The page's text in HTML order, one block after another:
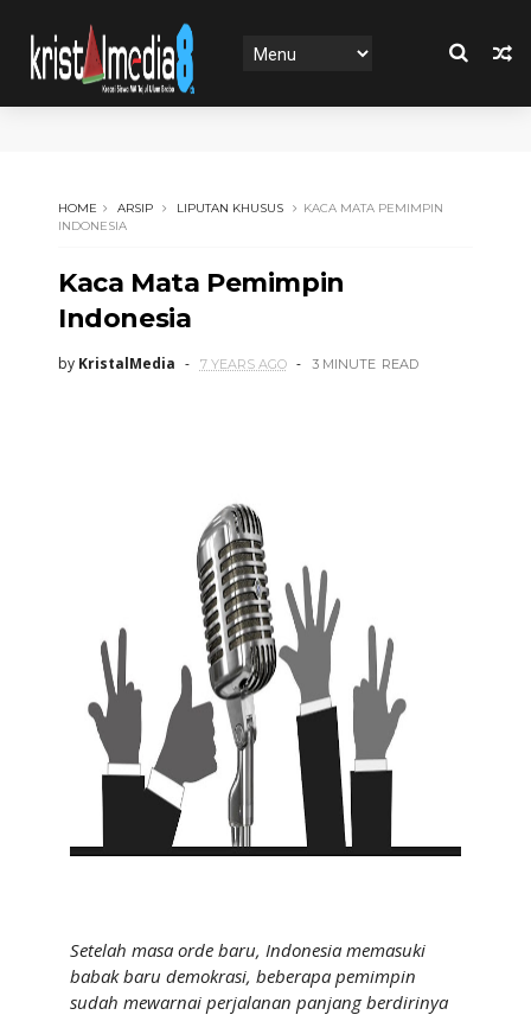
HOME ARSIP LIPUTAN KHUSUS
KACA MATA PEMIMPIN
INDONESIA
Kaca Mata Pemimpin
Indonesia
by KristalMedia 7 YEARS AGO 3 MINUTE READ
Setelah masa orde baru, Indonesia memasuki
babak baru demokrasi, beberapa pemimpin
sudah mewarnai perjalanan panjang berdirinya